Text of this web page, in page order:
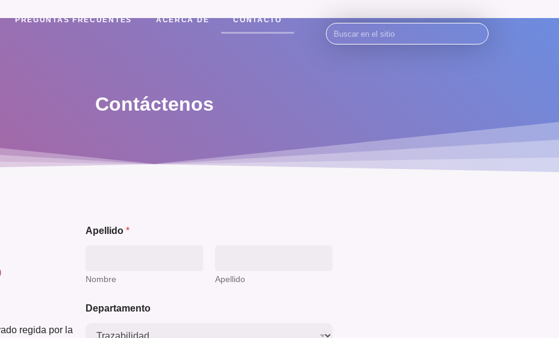
PREGUNTAS FRECUENTES ACERCA DE CONTACTO
Contáctenos
regida por la
Apellido *
Nombre Apellido
Departamento